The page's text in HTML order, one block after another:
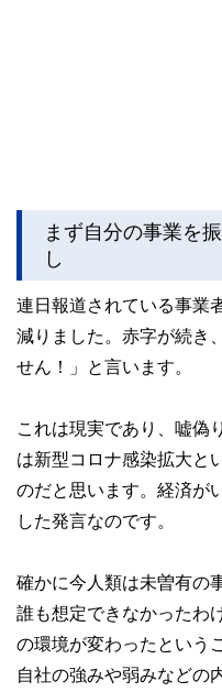
まず自分の事業を
し
連日報道されている事業
減りました。赤字が続き
せん！」と言います。
これは現実であり、嘘偽
は新型コロナ感染拡大と
のだと思います。経済が
した発言なのです。
確かに今人類は未曽有の
誰も想定できなかったわ
の環境が変わったという
自社の強みや弱みなどの